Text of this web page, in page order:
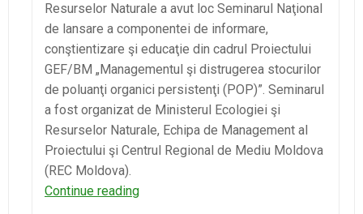
Resurselor Naturale a avut loc Seminarul Naţional
de lansare a componentei de informare,
conştientizare şi educaţie din cadrul Proiectului
GEF/BM „Managementul şi distrugerea stocurilor
de poluanţi organici persistenţi (POP)”. Seminarul
a fost organizat de Ministerul Ecologiei şi
Resurselor Naturale, Echipa de Management al
Proiectului şi Centrul Regional de Mediu Moldova
(REC Moldova).
Continue readingCAMPANIA